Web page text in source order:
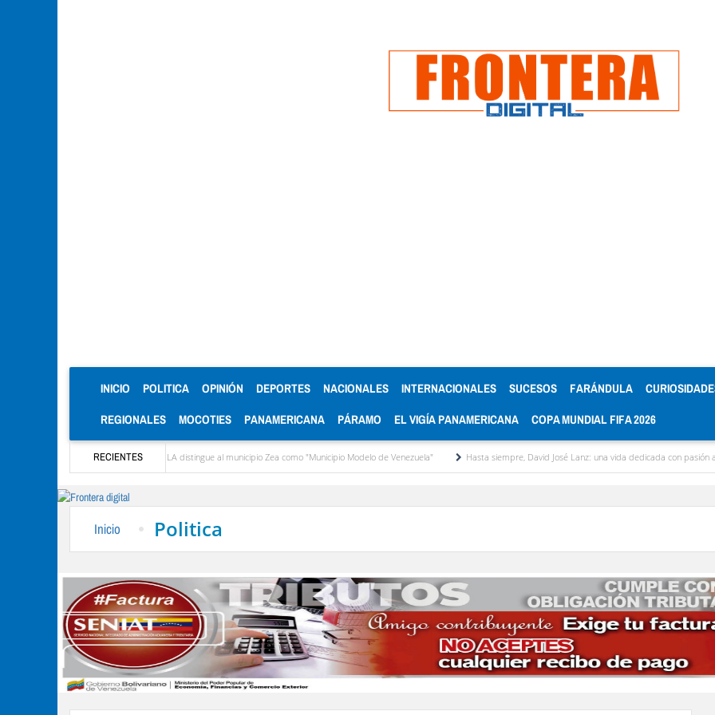
INICIO (CURRENT)
POLITICA OPINIÓN DEPORTES NACIONALES INTERNACIONALES SUCESOS FARÁNDULA
REGIONALES MOCOTIES PANAMERICANA PÁRAMO EL VIGÍA PANAMERICANA COPA MUNDIAL FIFA 2026
RECIENTES
CIEPROL-ULA distingue al municipio Zea como "Municipio Modelo de Venezuela" Hasta siempre, David José Lanz: una vida dedicada con pasión al
Inicio Politica